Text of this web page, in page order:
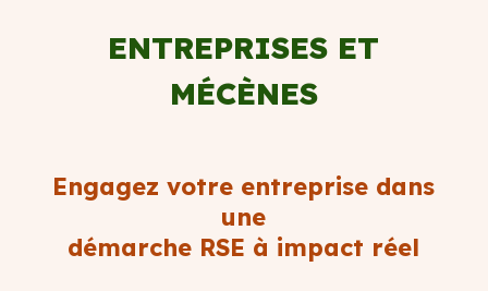
ENTREPRISES ET
MÉCÈNES
Engagez votre entreprise dans
une
démarche RSE à impact réel